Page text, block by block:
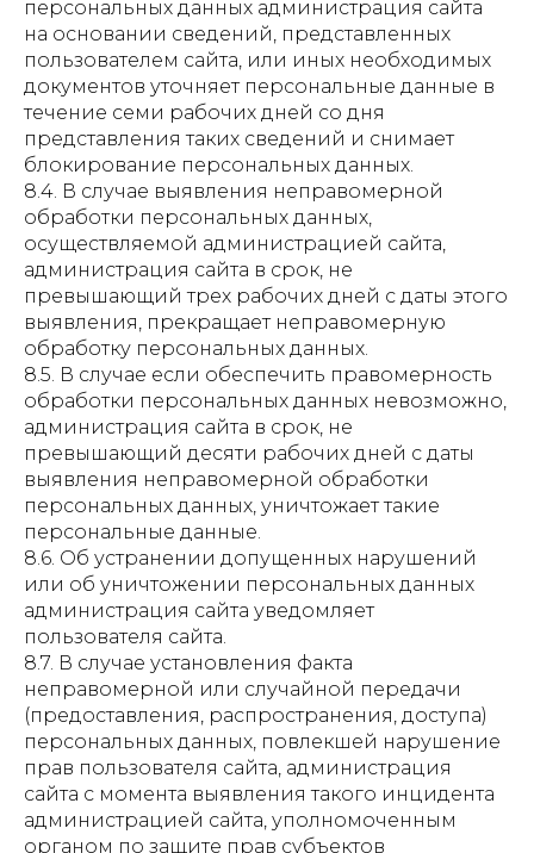
персональных данных администрация сайта
на основании сведений, представленных
пользователем сайта, или иных необходимых
документов уточняет персональные данные в
течение семи рабочих дней со дня
представления таких сведений и снимает
блокирование персональных данных.
8.4. В случае выявления неправомерной
обработки персональных данных,
осуществляемой администрацией сайта,
администрация сайта в срок, не
превышающий трех рабочих дней с даты этого
выявления, прекращает неправомерную
обработку персональных данных.
8.5. В случае если обеспечить правомерность
обработки персональных данных невозможно,
администрация сайта в срок, не
превышающий десяти рабочих дней с даты
выявления неправомерной обработки
персональных данных, уничтожает такие
персональные данные.
8.6. Об устранении допущенных нарушений
или об уничтожении персональных данных
администрация сайта уведомляет
пользователя сайта.
8.7. В случае установления факта
неправомерной или случайной передачи
(предоставления, распространения, доступа)
персональных данных, повлекшей нарушение
прав пользователя сайта, администрация
сайта с момента выявления такого инцидента
администрацией сайта, уполномоченным
органом по защите прав субъектов